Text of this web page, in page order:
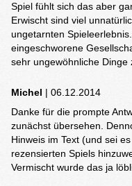
Spiel fühlt sich das aber
Erwischt sind viel
ungetarnten
eingeschworene
sehr ungewöhnliche Dinge
Michel | 06.12.2014
Danke für die prompte
zunächst übersehen.
Hinweis im Text (und sei
rezensierten Spiels
Vermischt wurde das ja